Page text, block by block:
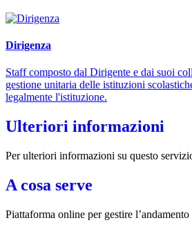
Dirigenza
Staff composto dal Dirigente e dai suoi
gestione unitaria delle istituzioni
legalmente l'istituzione.
Ulteriori informazioni
Per ulteriori informazioni su questo
A cosa serve
Piattaforma online per gestire